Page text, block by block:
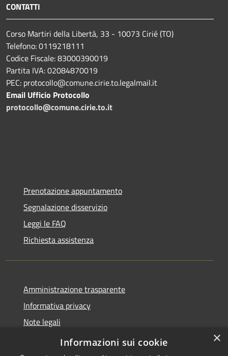
CONTATTI
Corso Martiri della Libertà, 33 - 10073 Cirié (TO)
Telefono: 0119218111
Codice Fiscale: 83000390019
Partita IVA: 02084870019
PEC: protocollo@comune.cirie.to.legalmail.it
Email Ufficio Protocollo
protocollo@comune.cirie.to.it
Prenotazione appuntamento
Segnalazione disservizio
Leggi le FAQ
Richiesta assistenza
Amministrazione trasparente
Informativa privacy
Note legali
Dichiarazione di accessibilità
×
Informazioni sui cookie